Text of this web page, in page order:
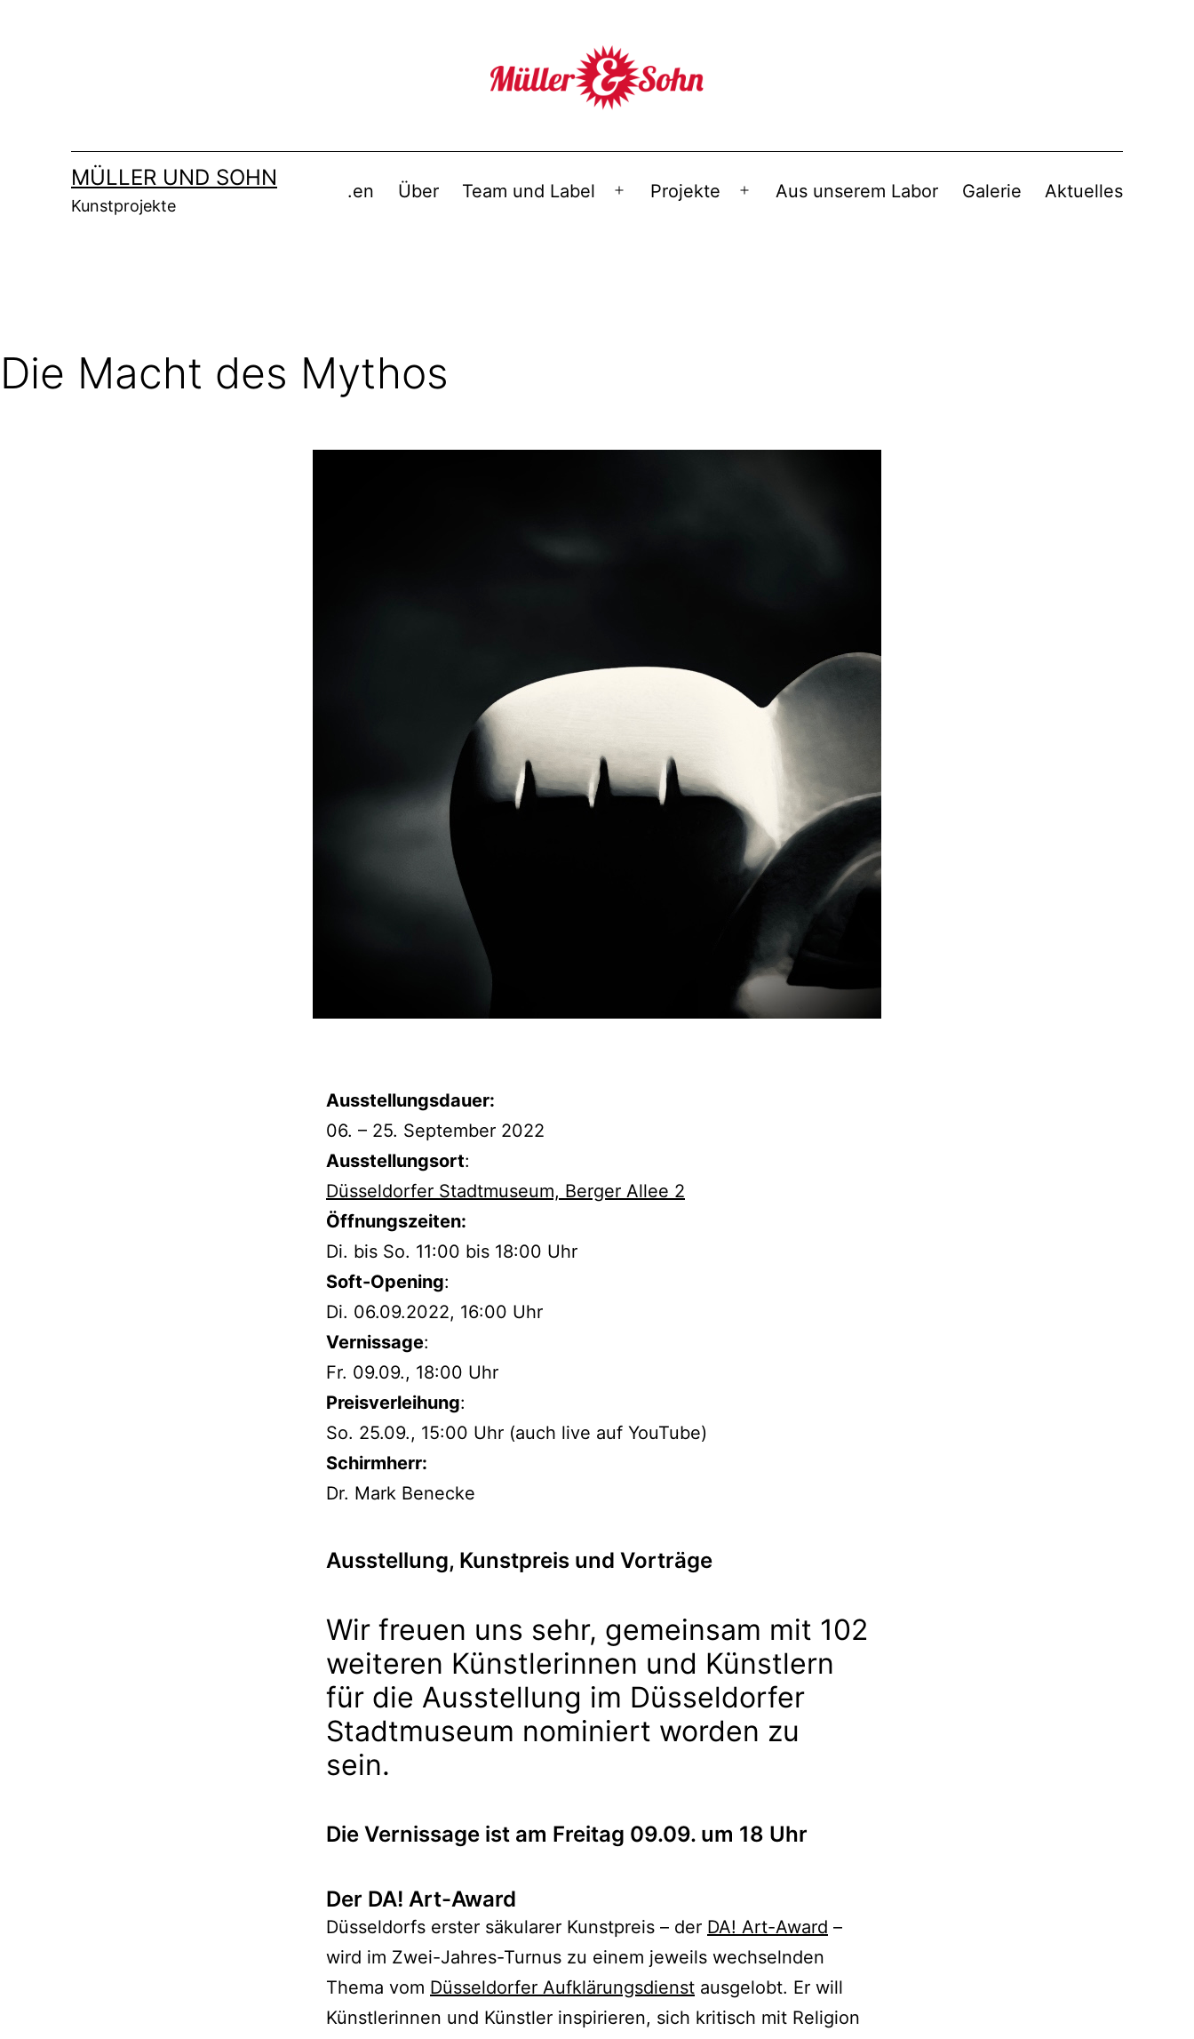
MÜLLER UND SOHN
Kunstprojekte
.en Über Team und Label
MenüProjekte
MenüAus unserem Labor Galerie Aktuelles
Die Macht des Mythos
Ausstellungsdauer:
06. – 25. September 2022
Ausstellungsort:
Düsseldorfer Stadtmuseum, Berger Allee 2
Öffnungszeiten:
Di. bis So. 11:00 bis 18:00 Uhr
Soft-Opening:
Di. 06.09.2022, 16:00 Uhr
Vernissage:
Fr. 09.09., 18:00 Uhr
Preisverleihung:
So. 25.09., 15:00 Uhr (auch live auf YouTube)
Schirmherr:
Dr. Mark Benecke
Ausstellung, Kunstpreis und Vorträge
Wir freuen uns sehr, gemeinsam mit 102
weiteren Künstlerinnen und Künstlern
für die Ausstellung im Düsseldorfer
Stadtmuseum nominiert worden zu
sein.
Die Vernissage ist am Freitag 09.09. um 18 Uhr
Der DA! Art-Award
Düsseldorfs erster säkularer Kunstpreis – der DA! Art-Award –
wird im Zwei-Jahres-Turnus zu einem jeweils wechselnden
Thema vom Düsseldorfer Aufklärungsdienst ausgelobt. Er will
Künstlerinnen und Künstler inspirieren, sich kritisch mit Religion